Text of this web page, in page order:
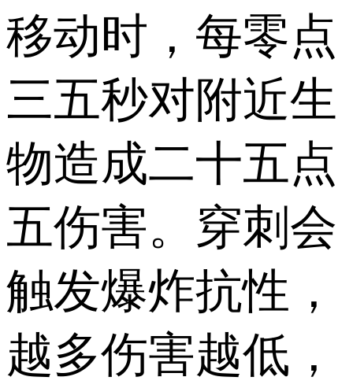
移动时，每零点
三五秒对附近生
物造成二十五点
五伤害。穿刺会
触发爆炸抗性，
越多伤害越低，